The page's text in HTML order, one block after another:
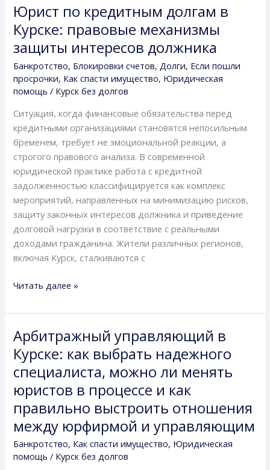
Юрист по кредитным долгам в
Курске: правовые механизмы
защиты интересов должника
Банкротство, Блокировки счетов, Долги, Если пошли
просрочки, Как спасти имущество, Юридическая
помощь / Курск без долгов
Ситуация, когда финансовые обязательства перед
кредитными организациями становятся непосильным
бременем, требует не эмоциональной реакции, а
строгого правового анализа. В современной
юридической практике работа с кредитной
задолженностью классифицируется как комплекс
мероприятий, направленных на минимизацию рисков,
защиту законных интересов должника и приведение
долговой нагрузки в соответствие с реальными
доходами гражданина. Жители различных регионов,
включая Курск, сталкиваются с
Юрист
по
кредитным
долгам
в
Курске:
правовые
механизмы
защиты
интересов
должника
Читать далее »
Арбитражный управляющий в
Курске: как выбрать надежного
специалиста, можно ли менять
юристов в процессе и как
правильно выстроить отношения
между юрфирмой и управляющим
Банкротство, Как спасти имущество, Юридическая
помощь / Курск без долгов
Арбитражный
управляющий
в
Курске:
как
выбрать
надежного
специалиста,
можно
ли